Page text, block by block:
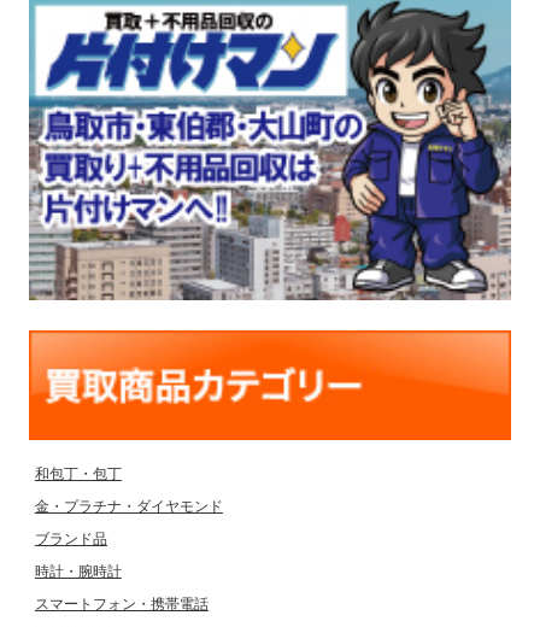
和包丁・包丁
金・プラチナ・ダイヤモンド
ブランド品
時計・腕時計
スマートフォン・携帯電話